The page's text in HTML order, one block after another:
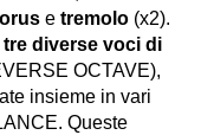
e tremolo (x2).
tre diverse voci di
OCTAVE),
insieme in vari
Queste